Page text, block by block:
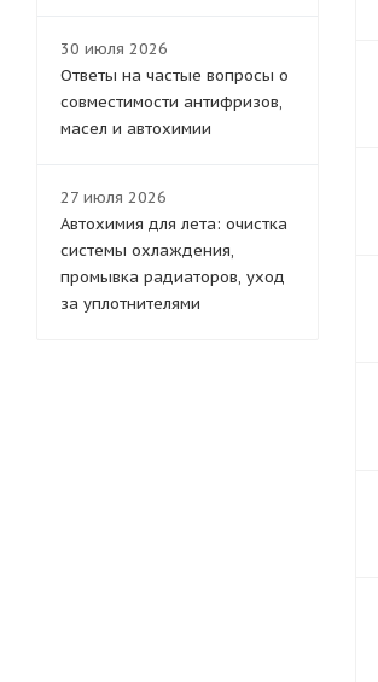
30 июля 2026
Ответы на частые вопросы о
совместимости антифризов,
масел и автохимии
27 июля 2026
Автохимия для лета: очистка
системы охлаждения,
промывка радиаторов, уход
за уплотнителями